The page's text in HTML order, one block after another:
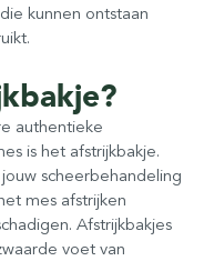
kunnen ontstaan
authentieke
is het afstrijkbakje.
scheerbehandeling
mes afstrijken
Afstrijkbakjes
voet van